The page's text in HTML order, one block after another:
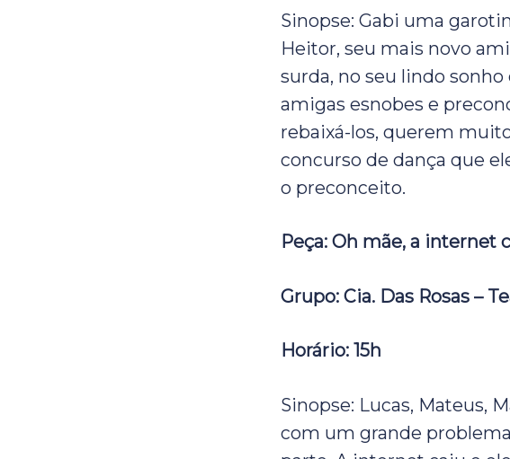
Sinopse: Gabi uma
Heitor, seu mais novo
surda, no seu lindo
amigas esnobes e
rebaixá-los, querem
concurso de dança que
o preconceito.
Peça: Oh mãe, a internet
Grupo: Cia. Das Rosas –
Horário: 15h
Sinopse: Lucas, Mateus,
com um grande